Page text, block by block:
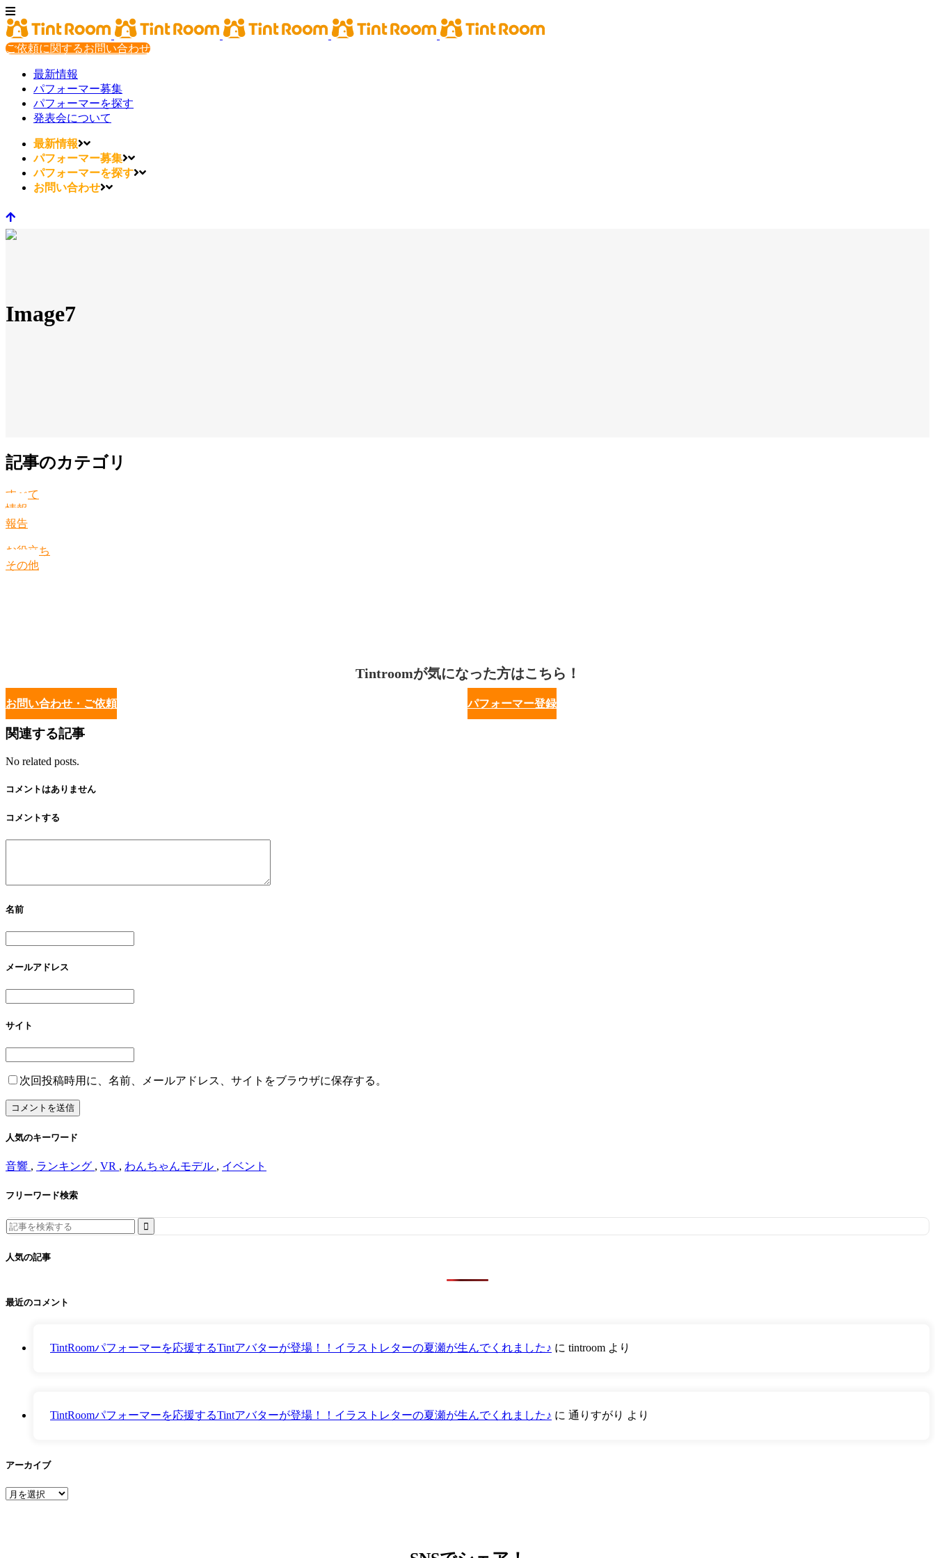
ご依頼に関するお問い合わせ
最新情報
パフォーマー募集
パフォーマーを探す
発表会について
最新情報
パフォーマー募集
パフォーマーを探す
お問い合わせ
Image7
記事のカテゴリ
すべて
情報
報告
お役立ち
その他
Tintroomが気になった方はこちら！
お問い合わせ・ご依頼 パフォーマー登録
関連する記事
No related posts.
コメントはありません
コメントする
名前
メールアドレス
サイト
次回投稿時用に、名前、メールアドレス、サイトをブラウザに保存する。
人気のキーワード
音響 , ランキング , VR , わんちゃんモデル , イベント
フリーワード検索
Search
for:
人気の記事
最近のコメント
TintRoomパフォーマーを応援するTintアバターが登場！！イラストレターの夏瀬が生んでくれました♪ に tintroom より
TintRoomパフォーマーを応援するTintアバターが登場！！イラストレターの夏瀬が生んでくれました♪ に 通りすがり より
アーカイブ
ア